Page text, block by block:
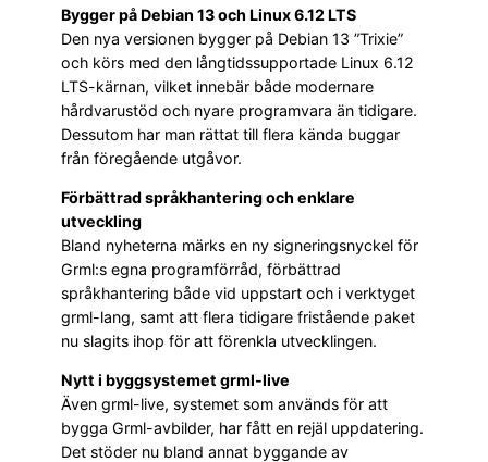
Bygger på Debian 13 och Linux 6.12 LTS
Den nya versionen bygger på Debian 13 ”Trixie”
och körs med den långtidssupportade Linux 6.12
LTS-kärnan, vilket innebär både modernare
hårdvarustöd och nyare programvara än tidigare.
Dessutom har man rättat till flera kända buggar
från föregående utgåvor.
Förbättrad språkhantering och enklare
utveckling
Bland nyheterna märks en ny signeringsnyckel för
Grml:s egna programförråd, förbättrad
språkhantering både vid uppstart och i verktyget
grml-lang, samt att flera tidigare fristående paket
nu slagits ihop för att förenkla utvecklingen.
Nytt i byggsystemet grml-live
Även grml-live, systemet som används för att
bygga Grml-avbilder, har fått en rejäl uppdatering.
Det stöder nu bland annat byggande av